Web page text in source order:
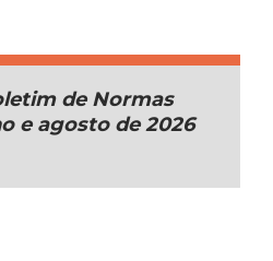
de Normas
e agosto de 2026